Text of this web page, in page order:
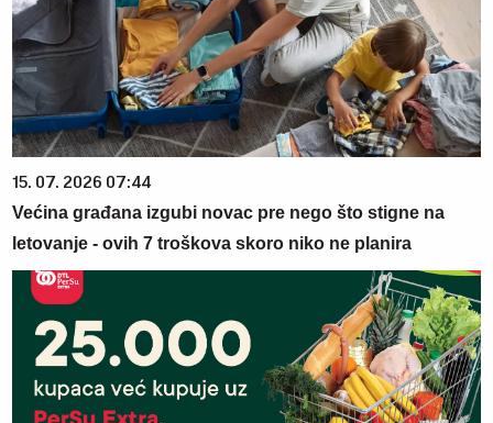
15. 07. 2026 07:44
Većina građana izgubi novac pre nego što stigne na
letovanje - ovih 7 troškova skoro niko ne planira